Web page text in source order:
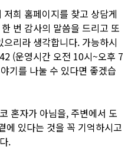
희 홈페이지를 찾고 상담게
번 감사의 말씀을 드리고 또
리라 생각합니다. 가능하시
(운영시간 오전 10시~오후 7
기를 나눌 수 있다면 좋겠습
혼자가 아님을, 주변에서 도
에 있다는 것을 꼭 기억하시고
.